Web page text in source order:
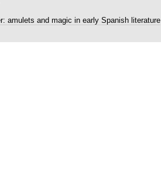
amulets and magic in early Spanish literature